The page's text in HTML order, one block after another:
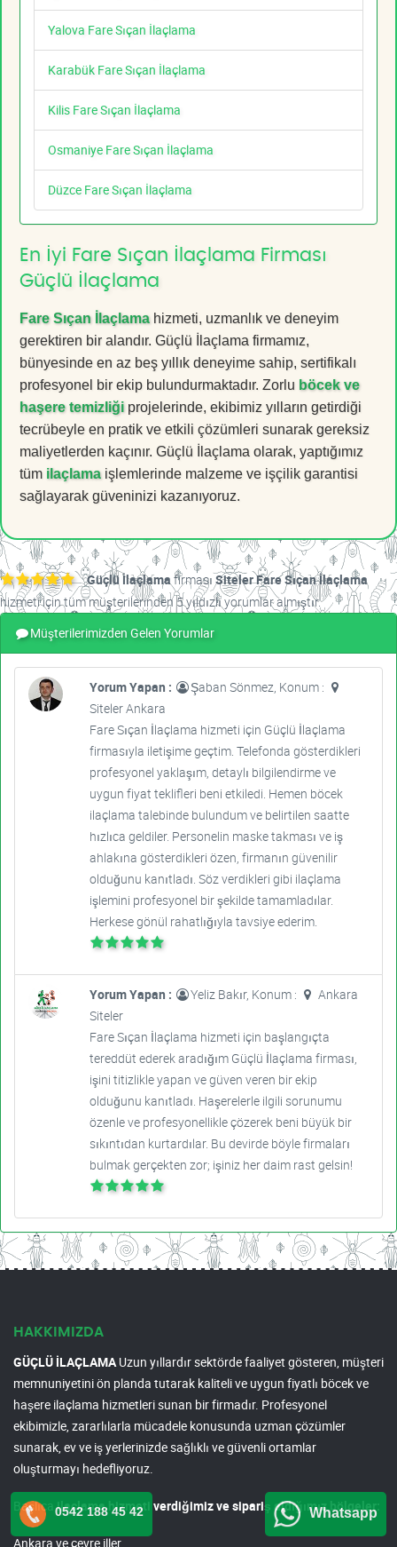
Yalova Fare Sıçan İlaçlama
Karabük Fare Sıçan İlaçlama
Kilis Fare Sıçan İlaçlama
Osmaniye Fare Sıçan İlaçlama
Düzce Fare Sıçan İlaçlama
En İyi Fare Sıçan İlaçlama Firması
Güçlü İlaçlama
Fare Sıçan İlaçlamahizmeti, uzmanlık ve deneyim
gerektiren bir alandır. Güçlü İlaçlama firmamız,
bünyesinde en az beş yıllık deneyime sahip, sertifikalı
profesyonel bir ekip bulundurmaktadır. Zorlu böcek ve
haşere temizliği projelerinde, ekibimiz yılların getirdiği
tecrübeyle en pratik ve etkili çözümleri sunarak gereksiz
maliyetlerden kaçınır. Güçlü İlaçlama olarak, yaptığımız
tüm ilaçlamaişlemlerinde malzeme ve işçilik garantisi
sağlayarak güveninizi kazanıyoruz.
Güçlü İlaçlamafirması Siteler Fare Sıçan İlaçlama
hizmeti için tüm müşterilerinden 5 yıldızlı yorumlar almıştır.
Müşterilerimizden Gelen Yorumlar
Yorum Yapan :
Şaban Sönmez, Konum :
Siteler Ankara
Fare Sıçan İlaçlama hizmeti için Güçlü İlaçlama
firmasıyla iletişime geçtim. Telefonda gösterdikleri
profesyonel yaklaşım, detaylı bilgilendirme ve
uygun fiyat teklifleri beni etkiledi. Hemen böcek
ilaçlama talebinde bulundum ve belirtilen saatte
hızlıca geldiler. Personelin maske takması ve iş
ahlakına gösterdikleri özen, firmanın güvenilir
olduğunu kanıtladı. Söz verdikleri gibi ilaçlama
işlemini profesyonel bir şekilde tamamladılar.
Herkese gönül rahatlığıyla tavsiye ederim.
Yorum Yapan : Yeliz Bakır, Konum :
Ankara
Siteler
Fare Sıçan İlaçlama hizmeti için başlangıçta
tereddüt ederek aradığım Güçlü İlaçlama firması,
işini titizlikle yapan ve güven veren bir ekip
olduğunu kanıtladı. Haşerelerle ilgili sorunumu
özenle ve profesyonellikle çözerek beni büyük bir
sıkıntıdan kurtardılar. Bu devirde böyle firmaları
bulmak gerçekten zor; işiniz her daim rast gelsin!
HAKKIMIZDA
GÜÇLÜ İLAÇLAMAUzun yıllardır sektörde faaliyet gösteren, müşteri
memnuniyetini ön planda tutarak kaliteli ve uygun fiyatlı böcek ve
haşere ilaçlama hizmetleri sunan bir firmadır. Profesyonel
ekibimizle, zararlılarla mücadele konusunda uzman çözümler
sunarak, ev ve iş yerlerinizde sağlıklı ve güvenli ortamlar
oluşturmayı hedefliyoruz.
Başlıcailaçlama hizmeti verdiğimiz ve sipariş aldığımız bölgeler:
Ankara ve çevre iller.
0542 188 45 42 Whatsapp